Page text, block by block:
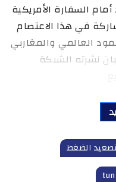
السفارة الأمريكية
في هذا الاعتصام
العالمي والمغاربي
نشرته الشبكة
تصعيد الضغط